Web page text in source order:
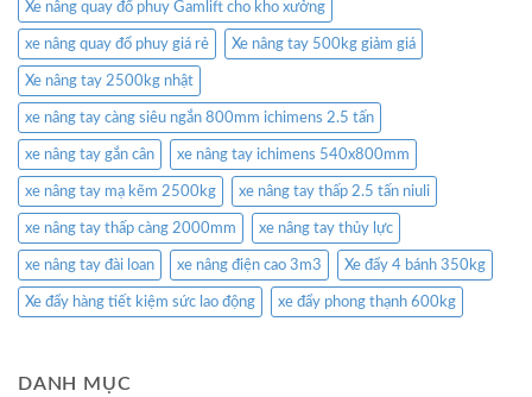
Xe nâng quay đổ phuy Gamlift cho kho xưởng
xe nâng quay đổ phuy giá rẻ Xe nâng tay 500kg giảm giá
Xe nâng tay 2500kg nhật
xe nâng tay càng siêu ngắn 800mm ichimens 2.5 tấn
xe nâng tay gắn cân xe nâng tay ichimens 540x800mm
xe nâng tay mạ kẽm 2500kg xe nâng tay thấp 2.5 tấn niuli
xe nâng tay thấp càng 2000mm xe nâng tay thủy lực
xe nâng tay đài loan xe nâng điện cao 3m3 Xe đẩy 4 bánh 350kg
Xe đẩy hàng tiết kiệm sức lao động xe đẩy phong thạnh 600kg
DANH MỤC